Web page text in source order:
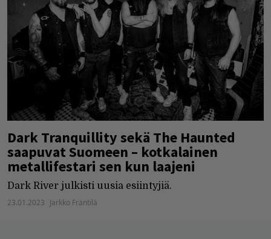
Dark Tranquillity sekä The Haunted
saapuvat Suomeen – kotkalainen
metallifestari sen kun laajeni
Dark River julkisti uusia esiintyjiä.
23.01.2023 Jarkko Fräntilä